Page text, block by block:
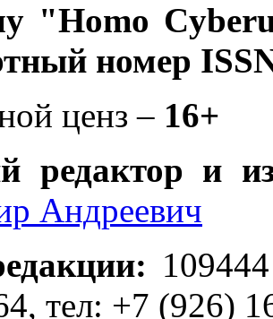
"Homo
номер
ценз – 16+
редактор и
Андреевич
:
тел: +7 (926)